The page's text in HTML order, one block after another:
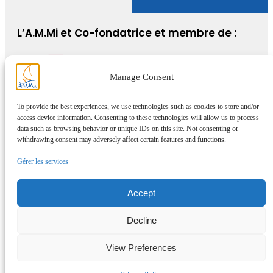
Manage Consent
To provide the best experiences, we use technologies such as cookies to store and/or
access device information. Consenting to these technologies will allow us to process
data such as browsing behavior or unique IDs on this site. Not consenting or
withdrawing consent may adversely affect certain features and functions.
Gérer les services
Accept
Decline
View Preferences
L’A.M.Mi et Co-fondatrice et membre de :
© AMMi 2025 -Tous droits réservés –Expertise et développement site